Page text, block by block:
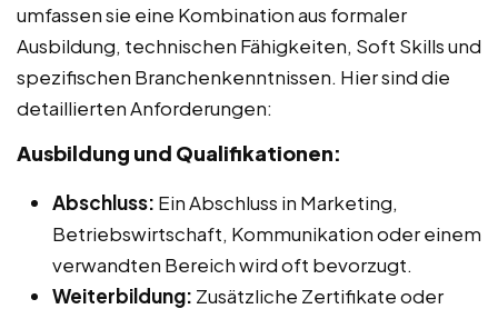
umfassen sie eine Kombination aus formaler
Ausbildung, technischen Fähigkeiten, Soft Skills und
spezifischen Branchenkenntnissen. Hier sind die
detaillierten Anforderungen:
Ausbildung und Qualifikationen:
Abschluss: Ein Abschluss in Marketing,
Betriebswirtschaft, Kommunikation oder einem
verwandten Bereich wird oft bevorzugt.
Weiterbildung: Zusätzliche Zertifikate oder